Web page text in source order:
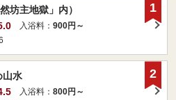
坊主地獄」内）
入浴料： 900円～
1
山水
入浴料： 800円～
2